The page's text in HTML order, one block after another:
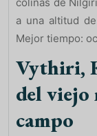
a una altitud
Mejor tiempo:
Vythiri,
del viejo
campo